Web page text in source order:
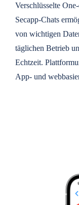
Verschlüsselte
Secapp-Chats
von wichtigen
täglichen Betrieb
Echtzeit.
App- und